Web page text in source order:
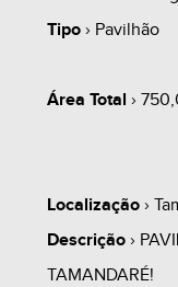
Tipo› Pavilhão
Área Total ›
Localização›
Descrição›
TAMANDARÉ!